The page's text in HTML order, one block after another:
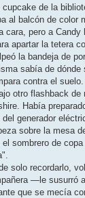
de la
al balcón de color
cara, pero a
apartar la tetera
la bandeja de
sabía de
contra el
otro flashback
Había
generador
sobre la mesa
sombrero de
solo recordarlo,
—le susurró
que se mecía